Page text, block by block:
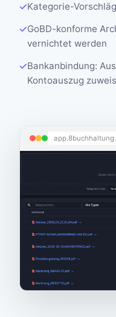
Kategorie-
GoBD-konforme
vernichtet werden
Bankanbindung:
Kontoauszug